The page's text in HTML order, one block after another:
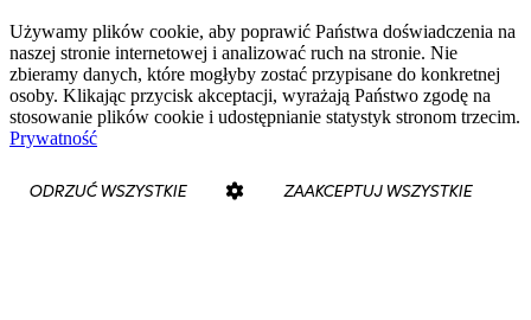
Używamy plików cookie, aby poprawić Państwa doświadczenia na
naszej stronie internetowej i analizować ruch na stronie. Nie
zbieramy danych, które mogłyby zostać przypisane do konkretnej
osoby. Klikając przycisk akceptacji, wyrażają Państwo zgodę na
stosowanie plików cookie i udostępnianie statystyk stronom trzecim.
Prywatność
ODRZUĆ WSZYSTKIE ZAAKCEPTUJ WSZYSTKIE